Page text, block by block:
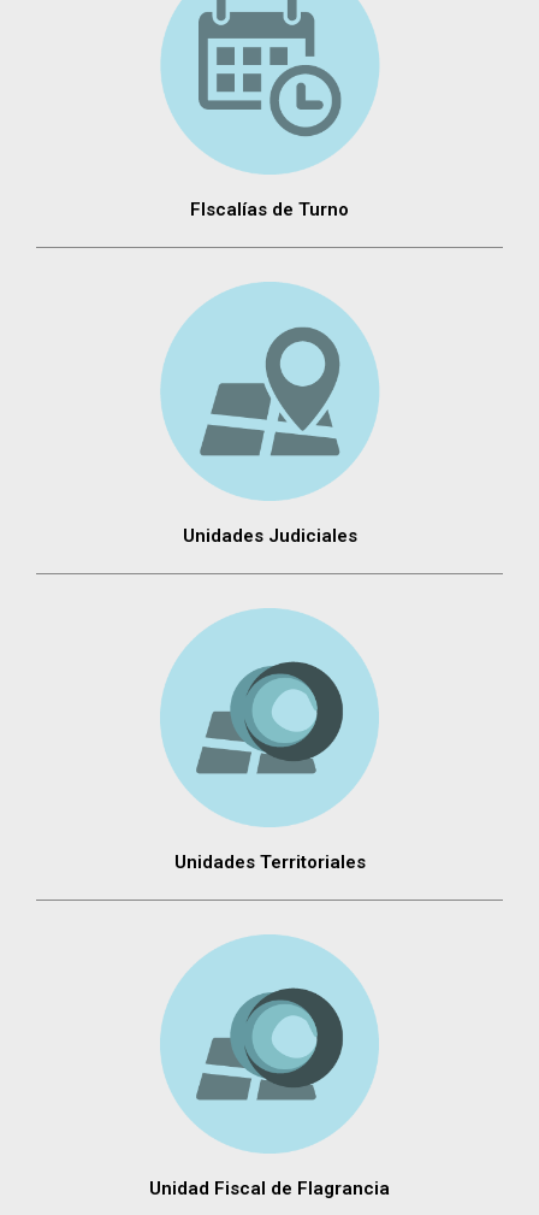
FIscalías de Turno
Unidades Judiciales
Unidades Territoriales
Unidad Fiscal de Flagrancia